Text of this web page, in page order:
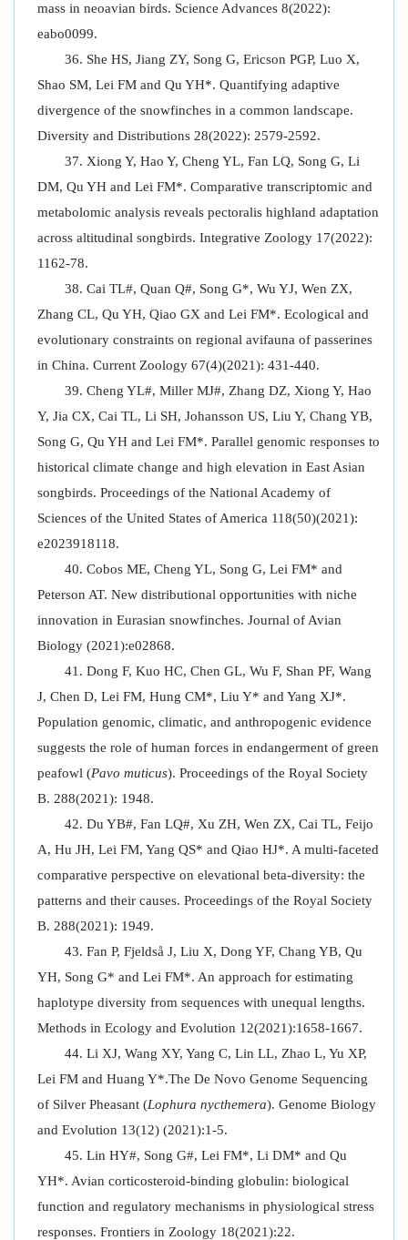
mass in neoavian birds. Science Advances 8(2022):
eabo0099.
She HS, Jiang ZY, Song G, Ericson PGP, Luo X,
Shao SM, Lei FM and Qu YH*. Quantifying adaptive
divergence of the snowfinches in a common landscape.
Diversity and Distributions 28(2022): 2579-2592.
Xiong Y, Hao Y, Cheng YL, Fan LQ, Song G, Li
DM, Qu YH and Lei FM*. Comparative transcriptomic and
metabolomic analysis reveals pectoralis highland adaptation
across altitudinal songbirds. Integrative Zoology 17(2022):
1162-78.
Cai TL#, Quan Q#, Song G*, Wu YJ, Wen ZX,
Zhang CL, Qu YH, Qiao GX and Lei FM*. Ecological and
evolutionary constraints on regional avifauna of passerines
in China. Current Zoology 67(4)(2021): 431-440.
Cheng YL#, Miller MJ#, Zhang DZ, Xiong Y, Hao
Y, Jia CX, Cai TL, Li SH, Johansson US, Liu Y, Chang YB,
Song G, Qu YH and Lei FM*. Parallel genomic responses to
historical climate change and high elevation in East Asian
songbirds. Proceedings of the National Academy of
Sciences of the United States of America 118(50)(2021):
e2023918118.
Cobos ME, Cheng YL, Song G, Lei FM* and
Peterson AT. New distributional opportunities with niche
innovation in Eurasian snowfinches. Journal of Avian
Biology (2021):e02868.
Dong F, Kuo HC, Chen GL, Wu F, Shan PF, Wang
J, Chen D, Lei FM, Hung CM*, Liu Y* and Yang XJ*.
Population genomic, climatic, and anthropogenic evidence
suggests the role of human forces in endangerment of green
peafowl (Pavo muticus). Proceedings of the Royal Society
B. 288(2021): 1948.
Du YB#, Fan LQ#, Xu ZH, Wen ZX, Cai TL, Feijo
A, Hu JH, Lei FM, Yang QS* and Qiao HJ*. A multi-faceted
comparative perspective on elevational beta-diversity: the
patterns and their causes. Proceedings of the Royal Society
B. 288(2021): 1949.
Fan P, Fjeldså J, Liu X, Dong YF, Chang YB, Qu
YH, Song G* and Lei FM*. An approach for estimating
haplotype diversity from sequences with unequal lengths.
Methods in Ecology and Evolution 12(2021):1658-1667.
Li XJ, Wang XY, Yang C, Lin LL, Zhao L, Yu XP,
Lei FM and Huang Y*.The De Novo Genome Sequencing
of Silver Pheasant (Lophura nycthemera). Genome Biology
and Evolution 13(12) (2021):1-5.
Lin HY#, Song G#, Lei FM*, Li DM* and Qu
YH*. Avian corticosteroid-binding globulin: biological
function and regulatory mechanisms in physiological stress
responses. Frontiers in Zoology 18(2021):22.